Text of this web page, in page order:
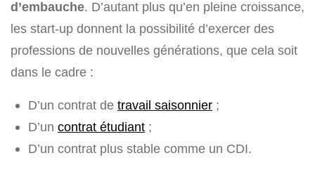
d’embauche. D’autant plus qu’en pleine croissance,
les start-up donnent la possibilité d’exercer des
professions de nouvelles générations, que cela soit
dans le cadre :
D’un contrat de travail saisonnier ;
D’un contrat étudiant ;
D’un contrat plus stable comme un CDI.